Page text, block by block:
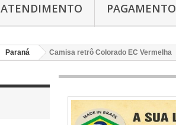
ATENDIMENTO PAGAMENTO
Paraná Camisa retrô Colorado EC Vermelha